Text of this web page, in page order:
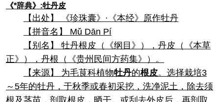
《*辞典》:牡丹皮
【出处】 《珍珠囊》·《本经》原作牡丹
【拼音名】 Mǔ Dān Pí
【别名】 牡丹根皮（《纲目》），丹皮（《本草
正》），丹根（《贵州民间方药集》）。
【来源】 为毛茛科植物牡丹的根皮。选择栽培3
～5年的牡丹，于秋季或春初采挖，洗净泥土，除去须
根及茎苗，剖取根皮，晒干。或刮去外皮后，再剖取